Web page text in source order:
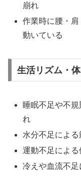
崩れ
作業時に腰・
動いている
生活リズム・
睡眠不足や不
れ
水分不足によ
運動不足によ
冷えや血流不